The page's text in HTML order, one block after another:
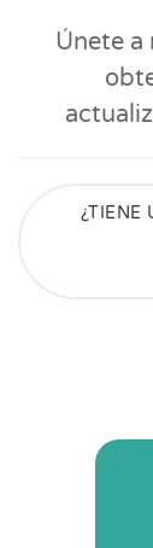
Únete a
¿TIENE